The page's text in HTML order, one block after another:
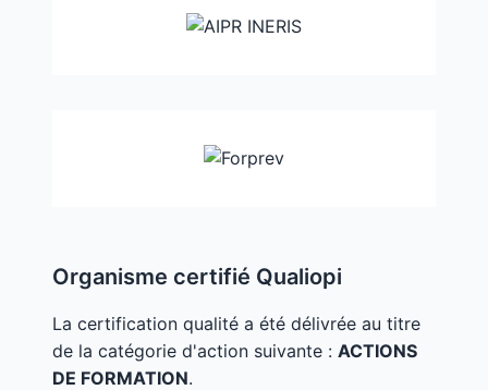
Organisme certifié Qualiopi
La certification qualité a été délivrée au titre
de la catégorie d'action suivante : ACTIONS
DE FORMATION.